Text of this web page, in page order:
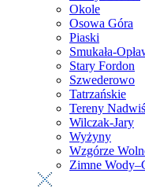
Okole
Osowa Góra
Piaski
Smukała-
Stary Fordon
Szwederowo
Tatrzańskie
Tereny
Wilczak-Jary
Wyżyny
Wzgórze
Zimne